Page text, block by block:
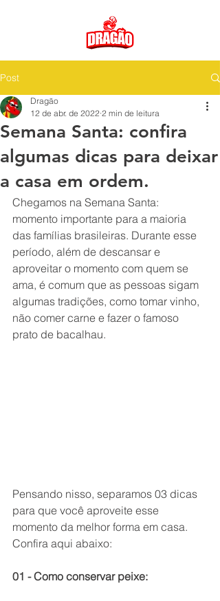
Post
Semana Santa: confira
algumas dicas para deixar
a casa em ordem.
Dragão
12 de abr. de 2022 2 min de leitura
Chegamos na Semana Santa:
momento importante para a maioria
das famílias brasileiras. Durante esse
período, além de descansar e
aproveitar o momento com quem se
ama, é comum que as pessoas sigam
algumas tradições, como tomar vinho,
não comer carne e fazer o famoso
prato de bacalhau.
Pensando nisso, separamos 03 dicas
para que você aproveite esse
momento da melhor forma em casa.
Confira aqui abaixo:
01 - Como conservar peixe: